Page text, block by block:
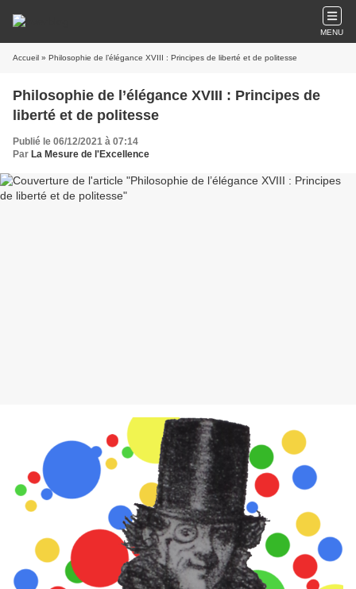
MENU
Accueil » Philosophie de l’élégance XVIII : Principes de liberté et de politesse
Philosophie de l’élégance XVIII : Principes de
liberté et de politesse
Publié le 06/12/2021 à 07:14
Par La Mesure de l'Excellence